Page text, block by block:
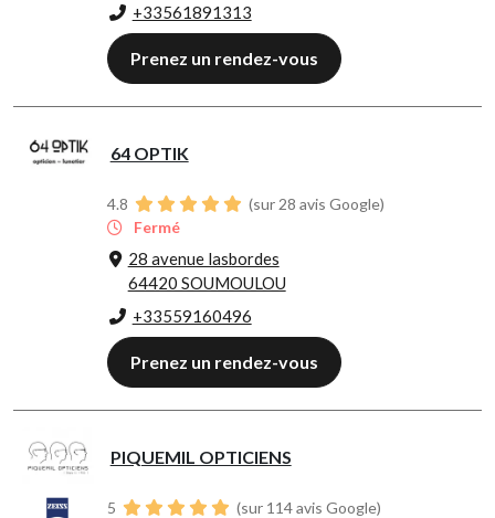
+33561891313
Prenez un rendez-vous
64 OPTIK
4.8
(sur 28 avis Google)
Fermé
28 avenue lasbordes
64420 SOUMOULOU
+33559160496
Prenez un rendez-vous
PIQUEMIL OPTICIENS
5
(sur 114 avis Google)